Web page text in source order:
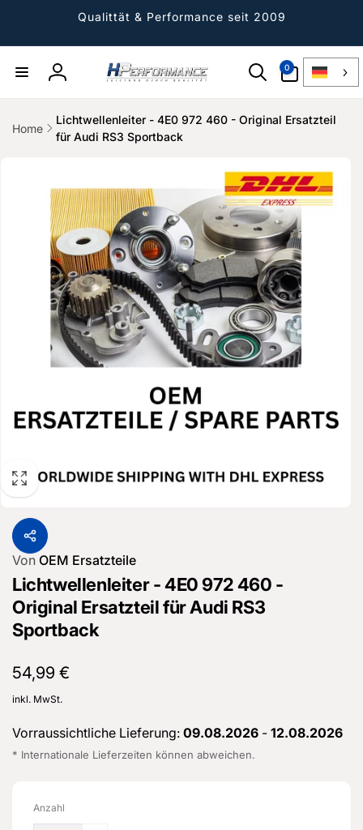
Qualittät & Performance seit 2009
Einloggen
0
Artikel
Home
Lichtwellenleiter - 4E0 972 460 - Original Ersatzteil
für Audi RS3 Sportback
Von OEM Ersatzteile
Lichtwellenleiter - 4E0 972 460 -
Original Ersatzteil für Audi RS3
Sportback
Normaler
Preis
54,99 €
inkl. MwSt.
Vorraussichtliche Lieferung: 09.08.2026 - 12.08.2026
* Internationale Lieferzeiten können abweichen.
Anzahl